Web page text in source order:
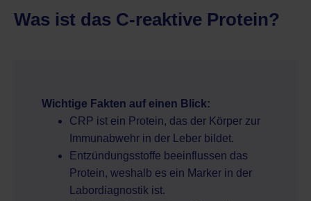
Was ist das C-reaktive Protein?
Wichtige Fakten auf einen Blick:
CRP ist ein Protein, das der Körper zur
Immunabwehr in der Leber bildet.
Entzündungsstoffe beeinflussen das
Protein, weshalb es ein Marker in der
Labordiagnostik ist.